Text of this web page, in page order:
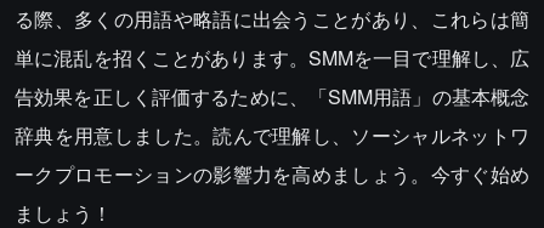
る際、多くの用語や略語に出会うことがあり、これらは簡
単に混乱を招くことがあります。SMMを一目で理解し、広
告効果を正しく評価するために、「SMM用語」の基本概念
辞典を用意しました。読んで理解し、ソーシャルネットワ
ークプロモーションの影響力を高めましょう。今すぐ始め
ましょう！